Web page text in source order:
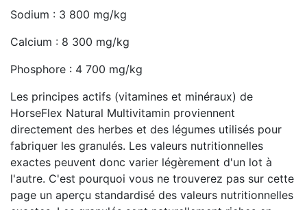
Sodium : 3 800 mg/kg
Calcium : 8 300 mg/kg
Phosphore : 4 700 mg/kg
Les principes actifs (vitamines et minéraux) de
HorseFlex Natural Multivitamin proviennent
directement des herbes et des légumes utilisés pour
fabriquer les granulés. Les valeurs nutritionnelles
exactes peuvent donc varier légèrement d'un lot à
l'autre. C'est pourquoi vous ne trouverez pas sur cette
page un aperçu standardisé des valeurs nutritionnelles